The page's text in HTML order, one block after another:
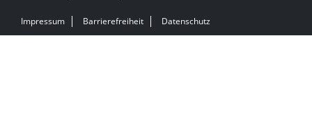
Impressum Barrierefreiheit Datenschutz